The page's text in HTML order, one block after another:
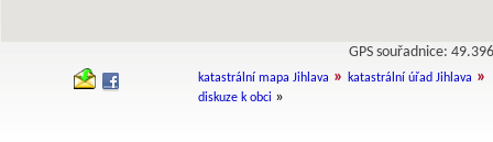
GPS souřadnice:
katastrální mapa Jihlava » katastrální úřad Jihlava »
diskuze k obci »